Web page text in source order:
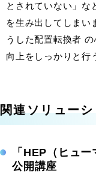
とされていない」な
を生み出してしまい
うした配置転換者
向上をしっかりと行
関連ソリューシ
「HEP（ヒュ
公開講座